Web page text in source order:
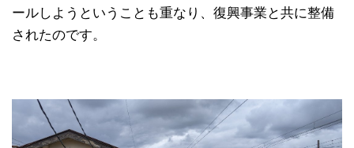
ールしようということも重なり、復興事業と共に整備
されたのです。